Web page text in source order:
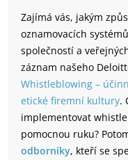
Zajímá vás, jakým
oznamovacích
společností a
záznam našeho
Whistleblowing –
etické firemní kultury.
implementovat
pomocnou ruku?
odborníky, kteří se